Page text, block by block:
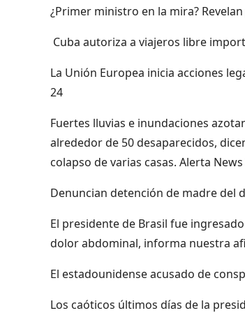
¿Primer ministro en la mira?
Cuba autoriza a viajeros libre
La Unión Europea inicia acciones
24
Fuertes lluvias e inundaciones
alrededor de 50 desaparecidos,
colapso de varias casas. Alerta
Denuncian detención de madre del
El presidente de Brasil fue
dolor abdominal, informa nuestra
El estadounidense acusado de
Los caóticos últimos días de la